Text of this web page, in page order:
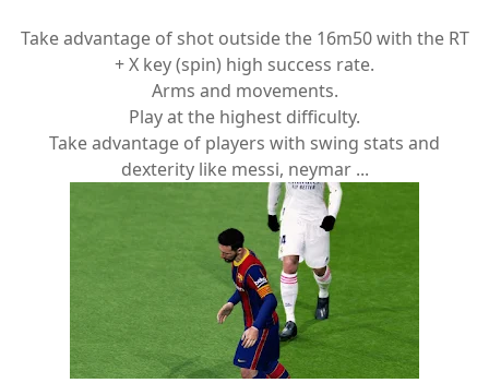
Take advantage of shot outside the 16m50 with the RT
+ X key (spin) high success rate.
Arms and movements.
Play at the highest difficulty.
Take advantage of players with swing stats and
dexterity like messi, neymar ...